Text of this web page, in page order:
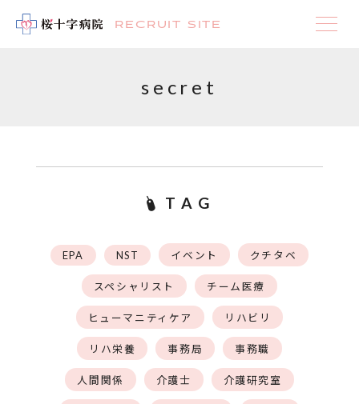
RECRUIT SITE
secret
TAG
EPA NST イベント クチタベ
スペシャリスト チーム医療
ヒューマニティケア リハビリ
リハ栄養 事務局 事務職
人間関係 介護士 介護研究室